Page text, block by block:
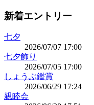
新着エントリー
七夕
2026/07/07 17:00
七夕飾り
2026/07/05 17:00
しょうぶ鑑賞
2026/06/29 17:24
親睦会